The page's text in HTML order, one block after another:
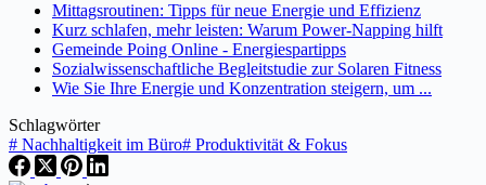
Mittagsroutinen: Tipps für neue Energie und Effizienz
Kurz schlafen, mehr leisten: Warum Power-Napping hilft
Gemeinde Poing Online - Energiespartipps
Sozialwissenschaftliche Begleitstudie zur Solaren Fitness
Wie Sie Ihre Energie und Konzentration steigern, um ...
Schlagwörter
# Nachhaltigkeit im Büro# Produktivität & Fokus